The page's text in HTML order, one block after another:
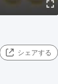
シェアする